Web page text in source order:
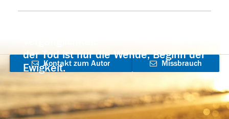
der Tod ist nur die Wende, Beginn der
Ewigkeit.
Kontakt zum Autor
aufnehmen
Missbrauch